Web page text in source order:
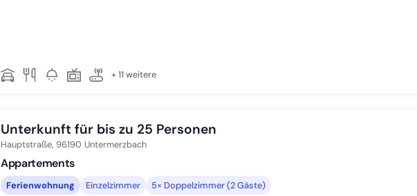
+ 11 weitere
Unterkunft für bis zu 25 Personen
Hauptstraße, 96190 Untermerzbach
Appartements
Ferienwohnung Einzelzimmer 5× Doppelzimmer (2 Gäste)